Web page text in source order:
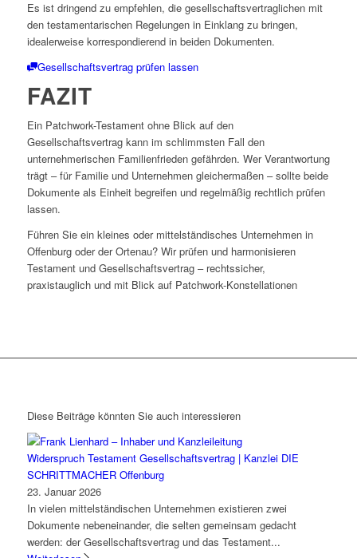
Es ist dringend zu empfehlen, die gesellschaftsvertraglichen mit
den testamentarischen Regelungen in Einklang zu bringen,
idealerweise korrespondierend in beiden Dokumenten.
Gesellschaftsvertrag prüfen lassen
FAZIT
Ein Patchwork-Testament ohne Blick auf den
Gesellschaftsvertrag kann im schlimmsten Fall den
unternehmerischen Familienfrieden gefährden. Wer Verantwortung
trägt – für Familie und Unternehmen gleichermaßen – sollte beide
Dokumente als Einheit begreifen und regelmäßig rechtlich prüfen
lassen.
Führen Sie ein kleines oder mittelständisches Unternehmen in
Offenburg oder der Ortenau? Wir prüfen und harmonisieren
Testament und Gesellschaftsvertrag – rechtssicher,
praxistauglich und mit Blick auf Patchwork-Konstellationen
Diese Beiträge könnten Sie auch interessieren
Widerspruch Testament Gesellschaftsvertrag | Kanzlei DIE
SCHRITTMACHER Offenburg
23. Januar 2026
In vielen mittelständischen Unternehmen existieren zwei
Dokumente nebeneinander, die selten gemeinsam gedacht
werden: der Gesellschaftsvertrag und das Testament...